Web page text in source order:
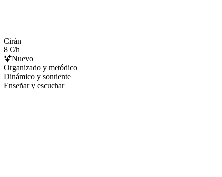
Cirán
8 €/h
Nuevo
Organizado y metódico
Dinámico y sonriente
Enseñar y escuchar